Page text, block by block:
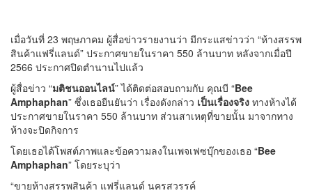
เมื่อวันที่ 23 พฤษภาคม ผู้สื่อข่าวรายงานว่า มีกระแสข่าวว่า “ห้างสรรพ
สินค้าแฟรี่แลนด์” ประกาศขายในราคา 550 ล้านบาท หลังจากเมื่อปี
2566 ประกาศปิดตำนานไปแล้ว
ผู้สื่อข่าว “มติชนออนไลน์” ได้ติดต่อสอบถามกับ คุณบี “Bee
Amphaphan” ซึ่งเธอยืนยันว่า เรื่องดังกล่าว เป็นเรื่องจริง ทางห้างได้
ประกาศขายในราคา 550 ล้านบาท ส่วนสาเหตุที่ขายนั้น มาจากทาง
ห้างจะปิดกิจการ
โดยเธอได้โพสต์ภาพและข้อความลงในเพจเฟซบุ๊กของเธอ “Bee
Amphaphan” โดยระบุว่า
“ขายห้างสรรพสินค้า แฟรี่แลนด์ นครสวรรค์